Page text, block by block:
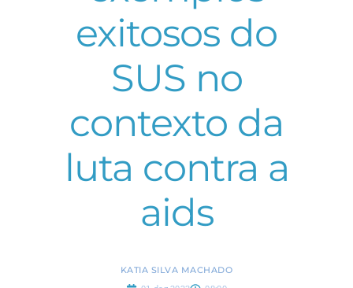
exitosos do
SUS no
contexto da
luta contra a
aids
KATIA SILVA MACHADO